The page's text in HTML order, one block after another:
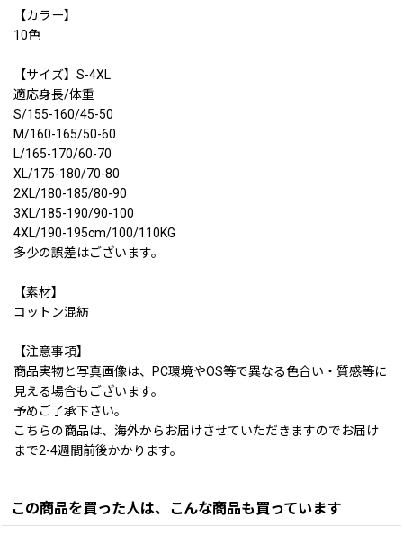
【カラー】
10色
【サイズ】S-4XL
適応身長/体重
S/155-160/45-50
M/160-165/50-60
L/165-170/60-70
XL/175-180/70-80
2XL/180-185/80-90
3XL/185-190/90-100
4XL/190-195cm/100/110KG
多少の誤差はございます。
【素材】
コットン混紡
【注意事項】
商品実物と写真画像は、PC環境やOS等で異なる色合い・質感等に
見える場合もございます。
予めご了承下さい。
こちらの商品は、海外からお届けさせていただきますのでお届け
まで2-4週間前後かかります。
この商品を買った人は、こんな商品も買っています